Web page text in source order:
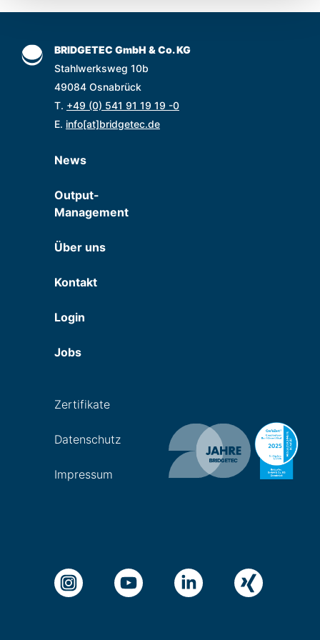
BRIDGETEC GmbH & Co. KG
Stahlwerksweg 10b
49084 Osnabrück
T. +49 (0) 541 91 19 19 -0
E. info[at]bridgetec.de
News
Output-
Management
Über uns
Kontakt
Login
Jobs
Zertifikate
Datenschutz
Impressum